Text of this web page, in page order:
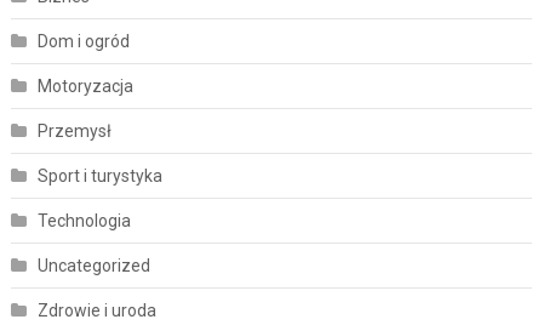
Dom i ogród
Motoryzacja
Przemysł
Sport i turystyka
Technologia
Uncategorized
Zdrowie i uroda